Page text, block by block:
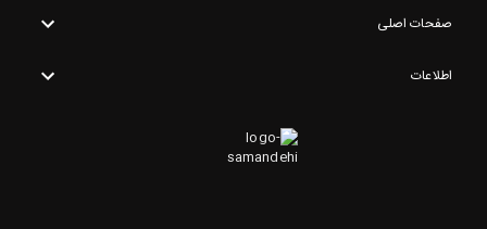
صفحات اصلی
اطلاعات